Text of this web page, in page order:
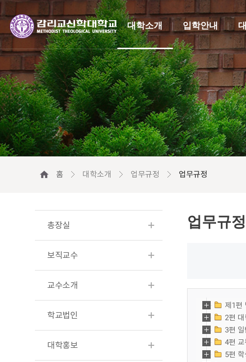
대학소개 입학안내
홈 대학소개 업무규정 업무규정
총장실
보직교수
교수소개
학교법인
대학홍보
업무규정
제1편
2편
3편 일
4편 교
5편 학